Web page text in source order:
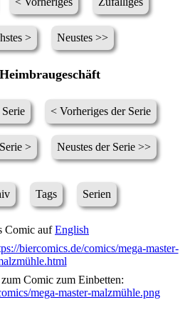
> Neustes >>
< Vorheriges der Serie
> Neustes der Serie >>
Tags Serien
Comic aufEnglish
biercomics.de/comics/mega-master-
Comic zum Einbetten:
mega-master-malzmühle.png